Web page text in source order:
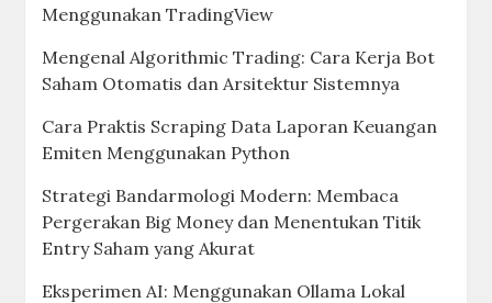
Menggunakan TradingView
Mengenal Algorithmic Trading: Cara Kerja Bot
Saham Otomatis dan Arsitektur Sistemnya
Cara Praktis Scraping Data Laporan Keuangan
Emiten Menggunakan Python
Strategi Bandarmologi Modern: Membaca
Pergerakan Big Money dan Menentukan Titik
Entry Saham yang Akurat
Eksperimen AI: Menggunakan Ollama Lokal